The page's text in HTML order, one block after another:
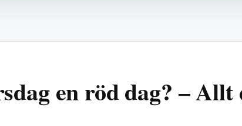
en röd dag? – Allt